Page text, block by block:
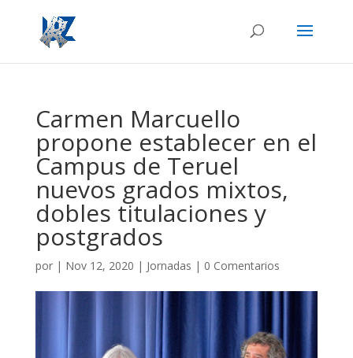
Carmen Marcuello
propone establecer en el
Campus de Teruel
nuevos grados mixtos,
dobles titulaciones y
postgrados
por | Nov 12, 2020 | Jornadas | 0 Comentarios